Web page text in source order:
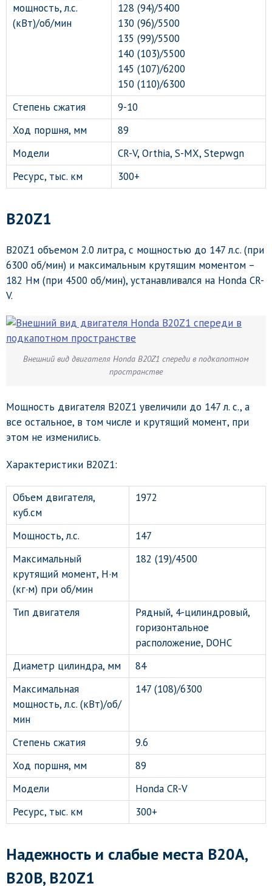
мощность, л.с.
(кВт)/об/мин
128 (94)/5400
130 (96)/5500
135 (99)/5500
140 (103)/5500
145 (107)/6200
150 (110)/6300
Степень сжатия
9-10
Ход поршня, мм
89
Модели
CR-V, Orthia, S-MX, Stepwgn
Ресурс, тыс. км
300+
B20Z1
B20Z1 объемом 2.0 литра, с мощностью до 147 л.с. (при
6300 об/мин) и максимальным крутящим моментом –
182 Нм (при 4500 об/мин), устанавливался на Honda CR-
V.
Внешний вид двигателя Honda B20Z1 спереди в подкапотном
пространстве
Мощность двигателя B20Z1 увеличили до 147 л. c., а
все остальное, в том числе и крутящий момент, при
этом не изменились.
Характеристики B20Z1:
Объем двигателя,
куб.см
1972
Мощность, л.с.
147
Максимальный
крутящий момент, Н·м
(кг·м) при об/мин
182 (19)/4500
Тип двигателя
Рядный, 4-цилиндровый,
горизонтальное
расположение, DOHC
Диаметр цилиндра, мм
84
Максимальная
мощность, л.с. (кВт)/об/
мин
147 (108)/6300
Степень сжатия
9.6
Ход поршня, мм
89
Модели
Honda CR-V
Ресурс, тыс. км
300+
Надежность и слабые места B20A,
B20B, B20Z1